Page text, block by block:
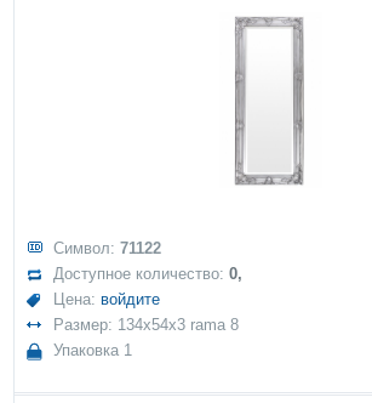
Символ:71122
Доступное количество:0,
Цена: войдите
Размер: 134x54x3 rama 8
Упаковка 1